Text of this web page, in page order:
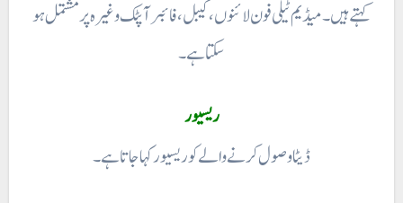
کہتے ہیں۔ میڈیم ٹیلی فون لائنوں، کیبل، فائبر آپٹک وغیرہ پر مشتمل ہو
سکتا ہے۔
ریسیور
ڈیٹا وصول کرنے والے کو ریسیور کہا جاتا ہے۔